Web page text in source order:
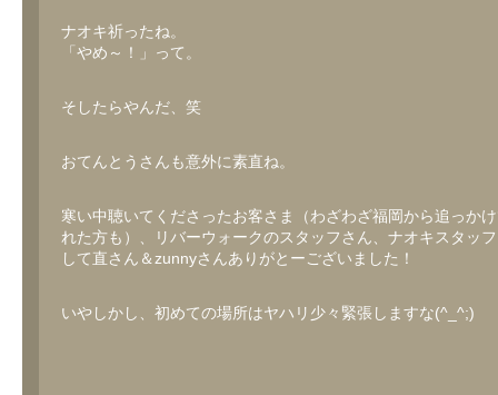
ナオキ祈ったね。
「やめ～！」って。
そしたらやんだ、笑
おてんとうさんも意外に素直ね。
寒い中聴いてくださったお客さま（わざわざ福岡から追っか
れた方も）、リバーウォークのスタッフさん、ナオキスタッ
して直さん＆zunnyさんありがとーございました！
いやしかし、初めての場所はヤハリ少々緊張しますな(^_^;)